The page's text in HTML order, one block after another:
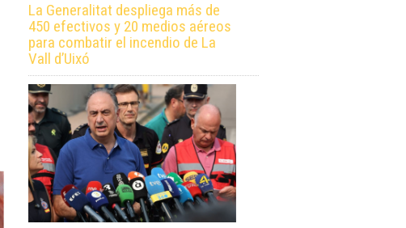
La Generalitat despliega más de
450 efectivos y 20 medios aéreos
para combatir el incendio de La
Vall d’Uixó